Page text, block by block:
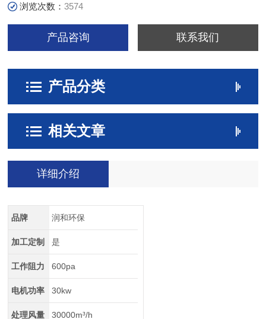
浏览次数：3574
产品咨询 联系我们
产品分类
相关文章
详细介绍
品牌 润和环保
加工定制 是
工作阻力 600pa
电机功率 30kw
处理风量 30000m³/h